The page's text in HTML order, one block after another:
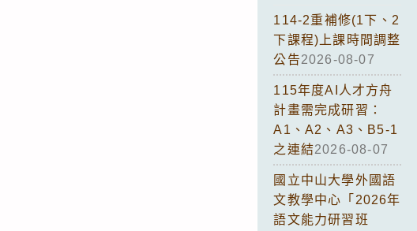
114-2重補修(1下、2
下課程)上課時間調整
公告2026-08-07
115年度AI人才方舟
計畫需完成研習：
A1、A2、A3、B5-1
之連結2026-08-07
國立中山大學外國語
文教學中心「2026年
語文能力研習班